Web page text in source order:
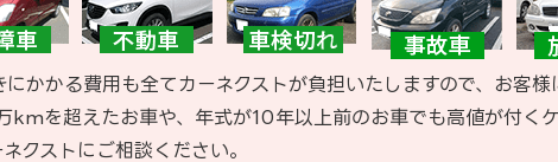
にかかる費用も全てカーネクストが負担いたしますので、お客
kmを超えたお車や、年式が10年以上前のお車でも高値が付く
クストにご相談ください。